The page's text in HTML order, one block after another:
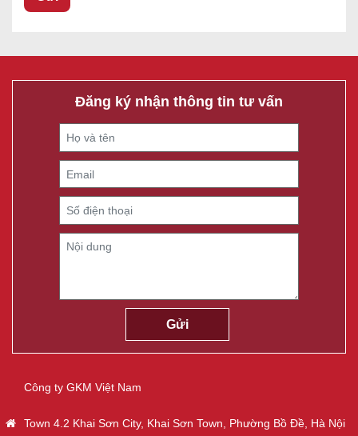
Đăng ký nhận thông tin tư vấn
Công ty GKM Việt Nam
Town 4.2 Khai Sơn City, Khai Sơn Town, Phường Bồ Đề, Hà Nội